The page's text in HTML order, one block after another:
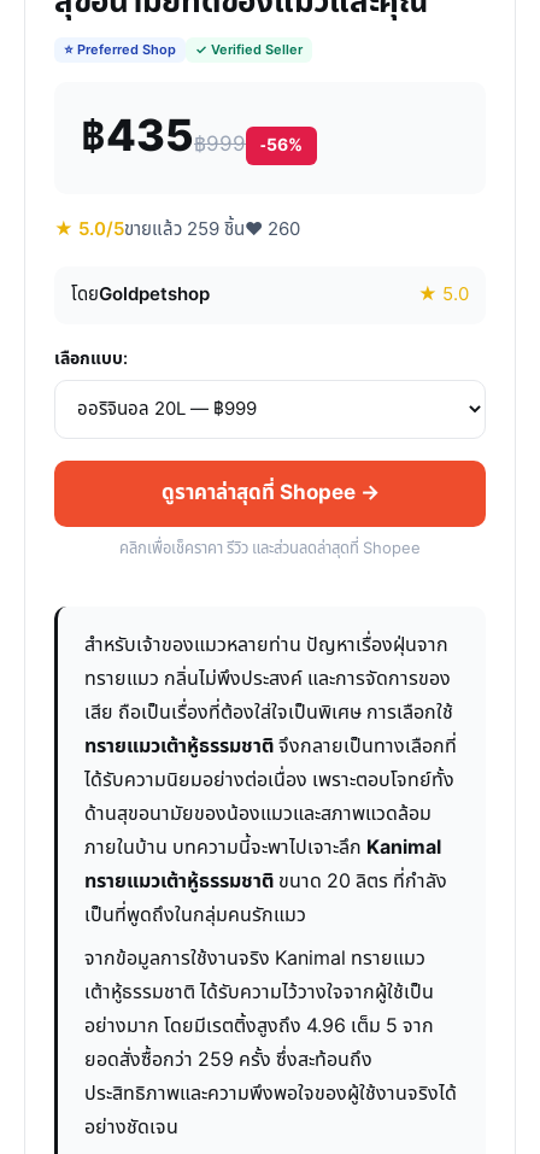
⭐ Preferred Shop ✓ Verified Seller
฿435฿999 -56%
★ 5.0/5ขายแล้ว 259 ชิ้น♥ 260
โดยGoldpetshop ★ 5.0
เลือกแบบ:
ดูราคาล่าสุดที่ Shopee →
คลิกเพื่อเช็คราคา รีวิว และส่วนลดล่าสุดที่ Shopee
สำหรับเจ้าของแมวหลายท่าน ปัญหาเรื่องฝุ่นจาก
ทรายแมว กลิ่นไม่พึงประสงค์ และการจัดการของ
เสีย ถือเป็นเรื่องที่ต้องใส่ใจเป็นพิเศษ การเลือกใช้
ทรายแมวเต้าหู้ธรรมชาติจึงกลายเป็นทางเลือกที่
ได้รับความนิยมอย่างต่อเนื่อง เพราะตอบโจทย์ทั้ง
ด้านสุขอนามัยของน้องแมวและสภาพแวดล้อม
ภายในบ้าน บทความนี้จะพาไปเจาะลึก Kanimal
ทรายแมวเต้าหู้ธรรมชาติ ขนาด 20 ลิตร ที่กำลัง
เป็นที่พูดถึงในกลุ่มคนรักแมว
จากข้อมูลการใช้งานจริง Kanimal ทรายแมว
เต้าหู้ธรรมชาติ ได้รับความไว้วางใจจากผู้ใช้เป็น
อย่างมาก โดยมีเรตติ้งสูงถึง 4.96 เต็ม 5 จาก
ยอดสั่งซื้อกว่า 259 ครั้ง ซึ่งสะท้อนถึง
ประสิทธิภาพและความพึงพอใจของผู้ใช้งานจริงได้
อย่างชัดเจน